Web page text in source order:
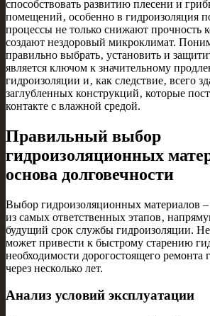
способствовать развитию плесени и
помещений‚ особенно в гидроизоляция
процессы не только снижают прочность
создают нездоровый микроклимат.
правильно выбрать‚ установить и
является ключом к значительному
гидроизоляции и‚ как следствие‚ всего
заглубленных конструкций‚ которые
контакте с влажной средой.
Правильный выбор
гидроизоляционных
основа долговечности
Выбор гидроизоляционных материалов
из самых ответственных этапов‚
будущий срок службы гидроизоляции.
может привести к быстрому старению
необходимости дорогостоящего ремонта
через несколько лет.
Анализ условий эксплуатации